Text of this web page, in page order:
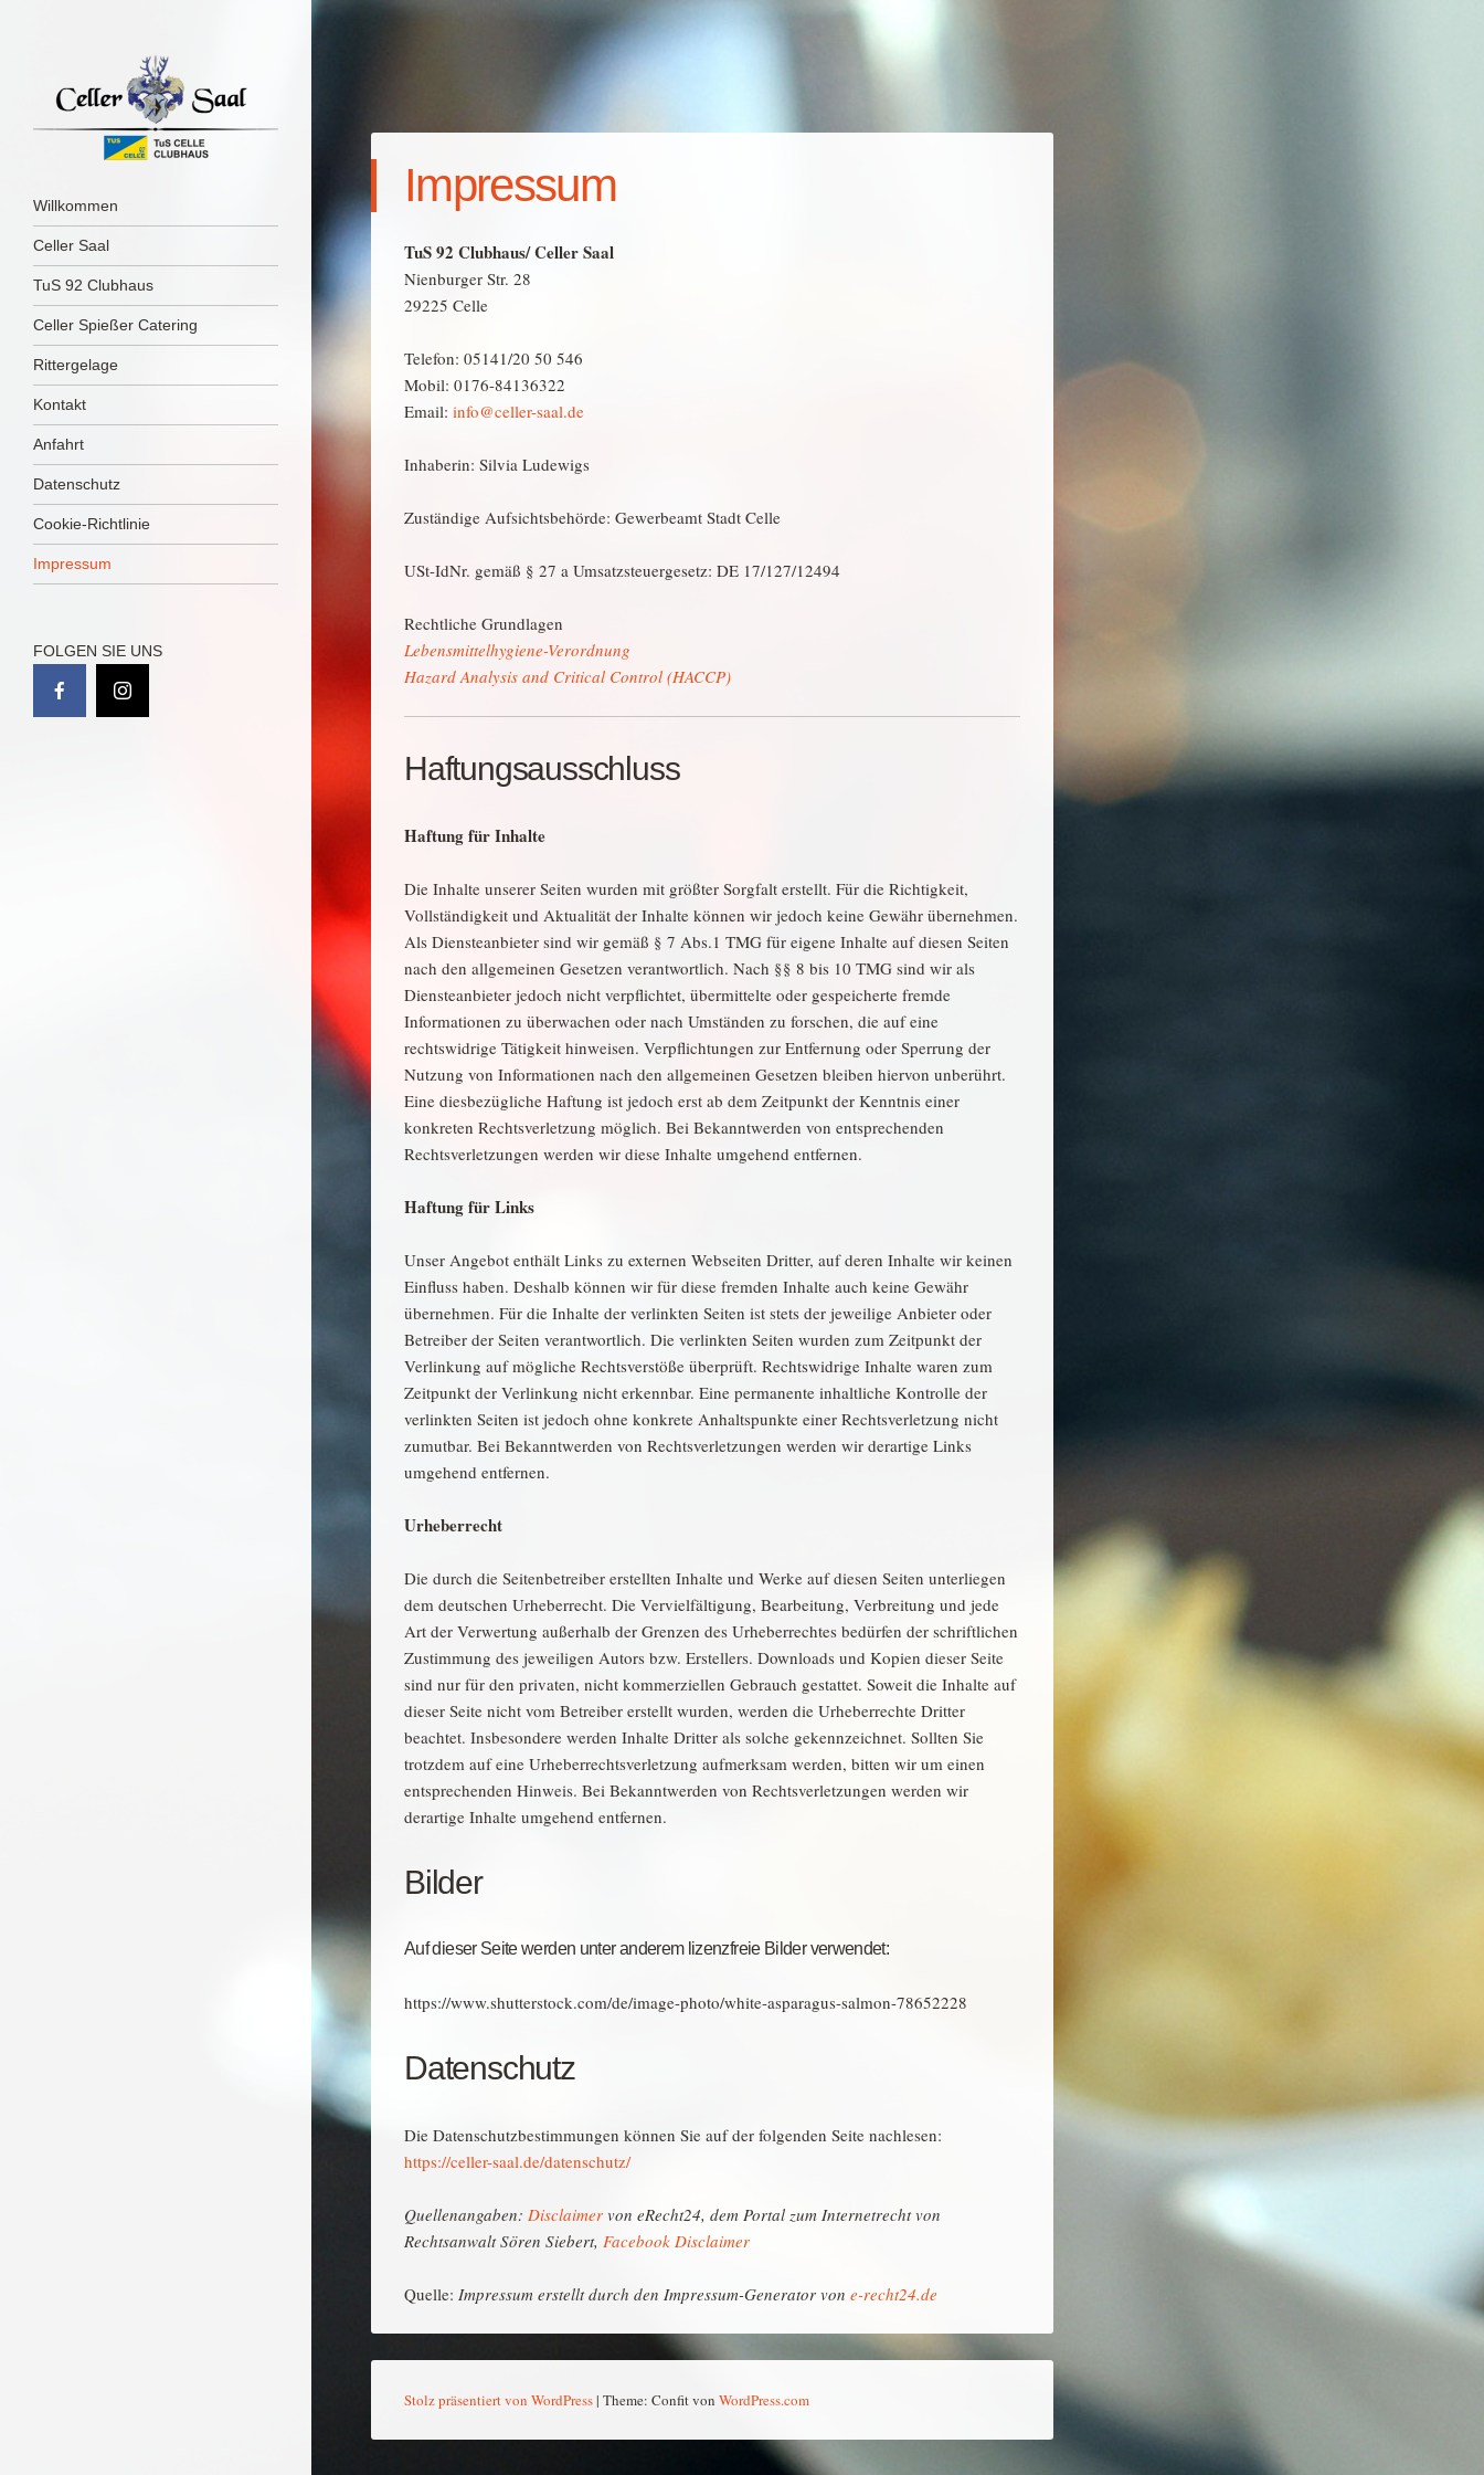
Menü
Zum Inhalt springen
Willkommen
Celler Saal
TuS 92 Clubhaus
Celler Spießer Catering
Rittergelage
Kontakt
Anfahrt
Datenschutz
Cookie-Richtlinie
Impressum
Impressum
TuS 92 Clubhaus/ Celler Saal
Nienburger Str. 28
29225 Celle
Telefon: 05141/20 50 546
Mobil: 0176-84136322
Email: info@celler-saal.de
Inhaberin: Silvia Ludewigs
Zuständige Aufsichtsbehörde: Gewerbeamt Stadt Celle
USt-IdNr. gemäß § 27 a Umsatzsteuergesetz: DE 17/127/12494
Rechtliche Grundlagen
Lebensmittelhygiene-Verordnung
Hazard Analysis and Critical Control (HACCP)
Haftungsausschluss
Haftung für Inhalte
Die Inhalte unserer Seiten wurden mit größter Sorgfalt erstellt. Für die Richtigkeit,
Vollständigkeit und Aktualität der Inhalte können wir jedoch keine Gewähr übernehmen.
Als Diensteanbieter sind wir gemäß § 7 Abs.1 TMG für eigene Inhalte auf diesen Seiten
nach den allgemeinen Gesetzen verantwortlich. Nach §§ 8 bis 10 TMG sind wir als
Diensteanbieter jedoch nicht verpflichtet, übermittelte oder gespeicherte fremde
Informationen zu überwachen oder nach Umständen zu forschen, die auf eine
rechtswidrige Tätigkeit hinweisen. Verpflichtungen zur Entfernung oder Sperrung der
Nutzung von Informationen nach den allgemeinen Gesetzen bleiben hiervon unberührt.
Eine diesbezügliche Haftung ist jedoch erst ab dem Zeitpunkt der Kenntnis einer
konkreten Rechtsverletzung möglich. Bei Bekanntwerden von entsprechenden
Rechtsverletzungen werden wir diese Inhalte umgehend entfernen.
Haftung für Links
Unser Angebot enthält Links zu externen Webseiten Dritter, auf deren Inhalte wir keinen
Einfluss haben. Deshalb können wir für diese fremden Inhalte auch keine Gewähr
übernehmen. Für die Inhalte der verlinkten Seiten ist stets der jeweilige Anbieter oder
Betreiber der Seiten verantwortlich. Die verlinkten Seiten wurden zum Zeitpunkt der
Verlinkung auf mögliche Rechtsverstöße überprüft. Rechtswidrige Inhalte waren zum
Zeitpunkt der Verlinkung nicht erkennbar. Eine permanente inhaltliche Kontrolle der
verlinkten Seiten ist jedoch ohne konkrete Anhaltspunkte einer Rechtsverletzung nicht
zumutbar. Bei Bekanntwerden von Rechtsverletzungen werden wir derartige Links
umgehend entfernen.
Urheberrecht
Die durch die Seitenbetreiber erstellten Inhalte und Werke auf diesen Seiten unterliegen
dem deutschen Urheberrecht. Die Vervielfältigung, Bearbeitung, Verbreitung und jede
Art der Verwertung außerhalb der Grenzen des Urheberrechtes bedürfen der schriftlichen
Zustimmung des jeweiligen Autors bzw. Erstellers. Downloads und Kopien dieser Seite
sind nur für den privaten, nicht kommerziellen Gebrauch gestattet. Soweit die Inhalte auf
dieser Seite nicht vom Betreiber erstellt wurden, werden die Urheberrechte Dritter
beachtet. Insbesondere werden Inhalte Dritter als solche gekennzeichnet. Sollten Sie
trotzdem auf eine Urheberrechtsverletzung aufmerksam werden, bitten wir um einen
entsprechenden Hinweis. Bei Bekanntwerden von Rechtsverletzungen werden wir
derartige Inhalte umgehend entfernen.
Bilder
Auf dieser Seite werden unter anderem lizenzfreie Bilder verwendet:
https://www.shutterstock.com/de/image-photo/white-asparagus-salmon-78652228
Datenschutz
Die Datenschutzbestimmungen können Sie auf der folgenden Seite nachlesen:
https://celler-saal.de/datenschutz/
Quellenangaben: Disclaimer von eRecht24, dem Portal zum Internetrecht von
Rechtsanwalt Sören Siebert, Facebook Disclaimer
Quelle: Impressum erstellt durch den Impressum-Generator von e-recht24.de
FOLGEN SIE UNS
Stolz präsentiert von WordPress| Theme: Confit von WordPress.com